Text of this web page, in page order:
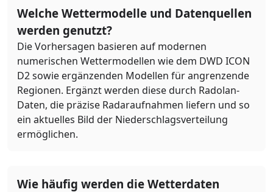
Welche Wettermodelle und Datenquellen
werden genutzt?
Die Vorhersagen basieren auf modernen
numerischen Wettermodellen wie dem DWD ICON
D2 sowie ergänzenden Modellen für angrenzende
Regionen. Ergänzt werden diese durch Radolan-
Daten, die präzise Radaraufnahmen liefern und so
ein aktuelles Bild der Niederschlagsverteilung
ermöglichen.
Wie häufig werden die Wetterdaten